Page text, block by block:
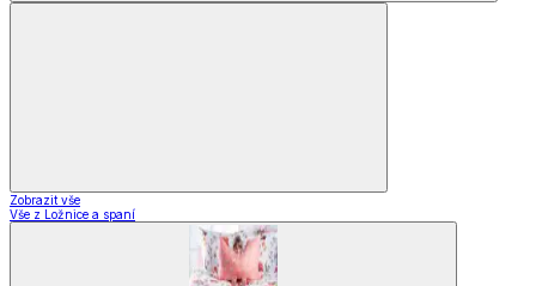
Zobrazit vše
Vše z Ložnice a spaní